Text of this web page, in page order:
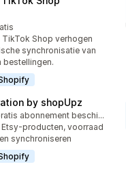
totaal
Shop verhogen
synchronisatie van
bestellingen.
by shopUpz
in totaal
Gratis abonnement beschikbaar
producten, voorraad
synchroniseren